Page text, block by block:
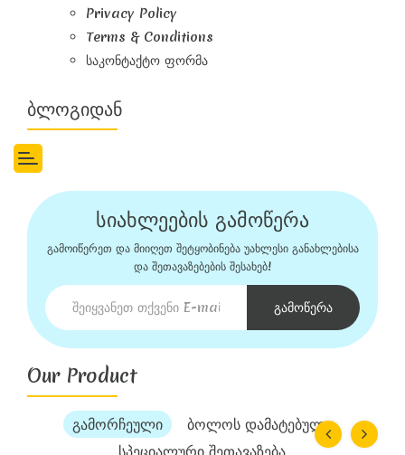
Privacy Policy
Terms & Conditions
Საკონტაქტო Ფორმა
Ბლოგიდან
სიახლეების გამოწერა
გამოიწერეთ და მიიღეთ შეტყობინება უახლესი განახლებისა
და შეთავაზებების შესახებ!
Გამოწერა
Our Product
გამორჩეული
ბოლოს დამატებული